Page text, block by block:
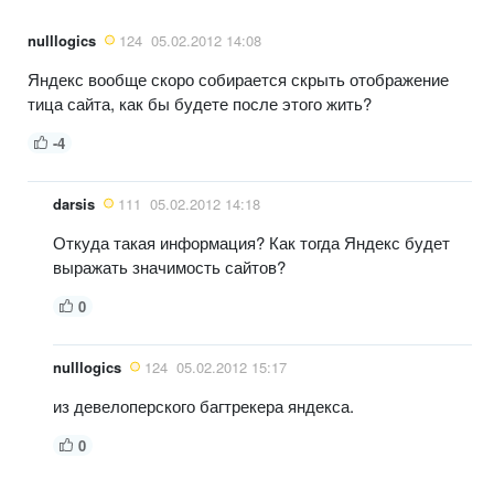
nulllogics 124 05.02.2012 14:08
Яндекс вообще скоро собирается скрыть отображение
тица сайта, как бы будете после этого жить?
-4
darsis 111 05.02.2012 14:18
Откуда такая информация? Как тогда Яндекс будет
выражать значимость сайтов?
0
nulllogics 124 05.02.2012 15:17
из девелоперского багтрекера яндекса.
0